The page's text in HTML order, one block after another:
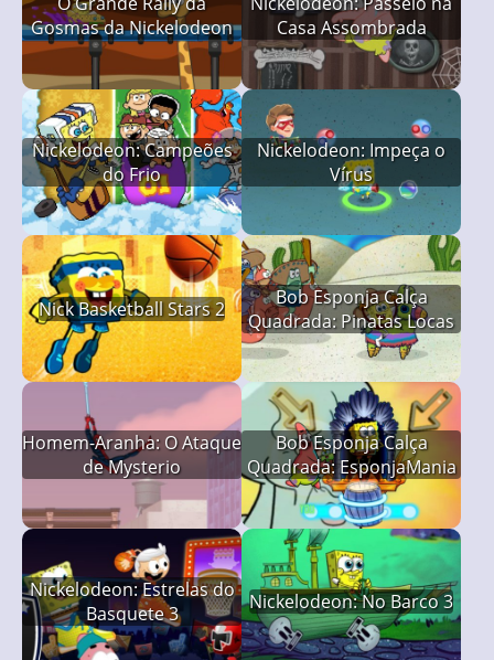
Gosmas da Nickelodeon
Casa Assombrada
Nickelodeon: Campeões
do Frio
Nickelodeon: Impeça o
Vírus
Nick Basketball Stars 2
Bob Esponja Calça
Quadrada: Pinatas Locas
Homem-Aranha: O Ataque
de Mysterio
Bob Esponja Calça
Quadrada: EsponjaMania
Nickelodeon: Estrelas do
Basquete 3
Nickelodeon: No Barco 3